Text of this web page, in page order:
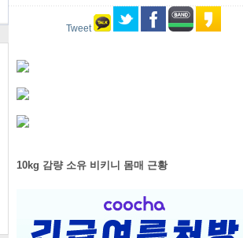
Tweet
10kg 감량 소유 비키니 몸매 근황